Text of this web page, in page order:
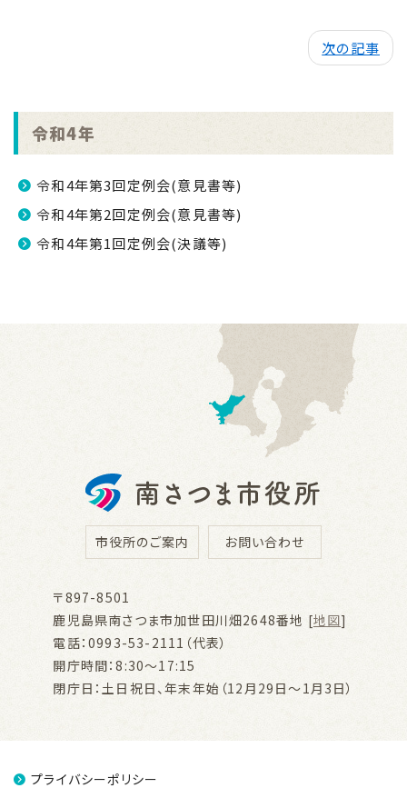
次の記事
令和4年
令和4年第3回定例会(意見書等)
令和4年第2回定例会(意見書等)
令和4年第1回定例会(決議等)
市役所のご案内 お問い合わせ
〒897-8501
鹿児島県南さつま市加世田川畑2648番地 [地図]
電話：0993-53-2111（代表）
開庁時間：8:30～17:15
閉庁日：土日祝日、年末年始（12月29日～1月3日）
プライバシーポリシー